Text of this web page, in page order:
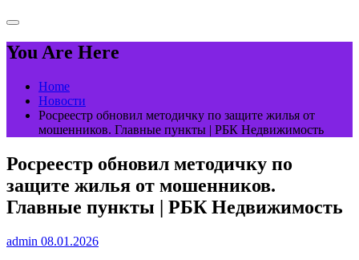
You Are Here
Home
Новости
Росреестр обновил методичку по защите жилья от
мошенников. Главные пункты | РБК Недвижимость
Росреестр обновил методичку по
защите жилья от мошенников.
Главные пункты | РБК Недвижимость
admin 08.01.2026